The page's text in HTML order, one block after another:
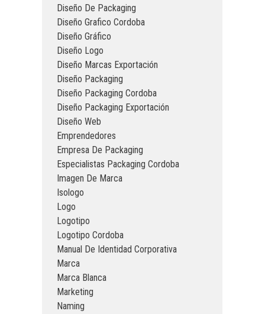
Diseño De Packaging
Diseño Grafico Cordoba
Diseño Gráfico
Diseño Logo
Diseño Marcas Exportación
Diseño Packaging
Diseño Packaging Cordoba
Diseño Packaging Exportación
Diseño Web
Emprendedores
Empresa De Packaging
Especialistas Packaging Cordoba
Imagen De Marca
Isologo
Logo
Logotipo
Logotipo Cordoba
Manual De Identidad Corporativa
Marca
Marca Blanca
Marketing
Naming